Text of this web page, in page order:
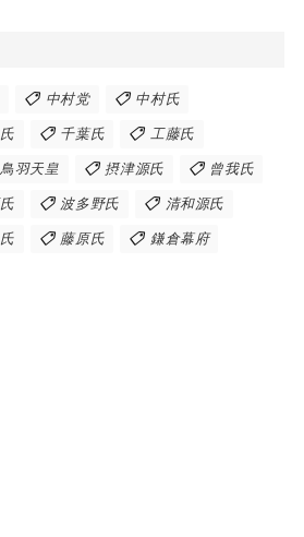
中村党 中村氏
千葉氏 工藤氏
羽天皇 摂津源氏 曾我氏
波多野氏 清和源氏
藤原氏 鎌倉幕府